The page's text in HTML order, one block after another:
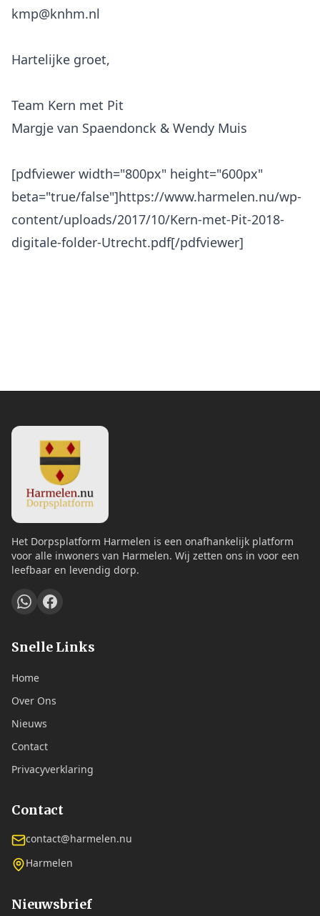
kmp@knhm.nl
Hartelijke groet,
Team Kern met Pit
Margje van Spaendonck & Wendy Muis
[pdfviewer width="800px" height="600px"
beta="true/false"]https://www.harmelen.nu/wp-
content/uploads/2017/10/Kern-met-Pit-2018-
digitale-folder-Utrecht.pdf[/pdfviewer]
Het Dorpsplatform Harmelen is een onafhankelijk platform
voor alle inwoners van Harmelen. Wij zetten ons in voor een
leefbaar en levendig dorp.
Snelle Links
Home
Over Ons
Nieuws
Contact
Privacyverklaring
Contact
contact@harmelen.nu
Harmelen
Nieuwsbrief